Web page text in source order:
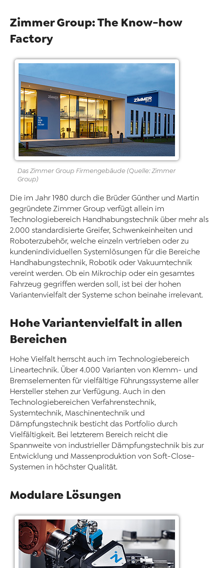
Zimmer Group: The Know-how
Factory
Das Zimmer Group Firmengebäude (Quelle: Zimmer
Group)
Die im Jahr 1980 durch die Brüder Günther und Martin
gegründete Zimmer Group verfügt allein im
Technologiebereich Handhabungstechnik über mehr als
2.000 standardisierte Greifer, Schwenkeinheiten und
Roboterzubehör, welche einzeln vertrieben oder zu
kundenindividuellen Systemlösungen für die Bereiche
Handhabungstechnik, Robotik oder Vakuumtechnik
vereint werden. Ob ein Mikrochip oder ein gesamtes
Fahrzeug gegriffen werden soll, ist bei der hohen
Variantenvielfalt der Systeme schon beinahe irrelevant.
Hohe Variantenvielfalt in allen
Bereichen
Hohe Vielfalt herrscht auch im Technologiebereich
Lineartechnik. Über 4.000 Varianten von Klemm- und
Bremselementen für vielfältige Führungssysteme aller
Hersteller stehen zur Verfügung. Auch in den
Technologiebereichen Verfahrenstechnik,
Systemtechnik, Maschinentechnik und
Dämpfungstechnik besticht das Portfolio durch
Vielfältigkeit. Bei letzterem Bereich reicht die
Spannweite von industrieller Dämpfungstechnik bis zur
Entwicklung und Massenproduktion von Soft-Close-
Systemen in höchster Qualität.
Modulare Lösungen